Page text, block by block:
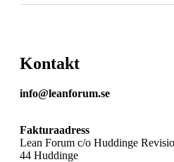
Kontakt
info@leanforum.se
Fakturaadress
Lean Forum c/o Huddinge
44 Huddinge